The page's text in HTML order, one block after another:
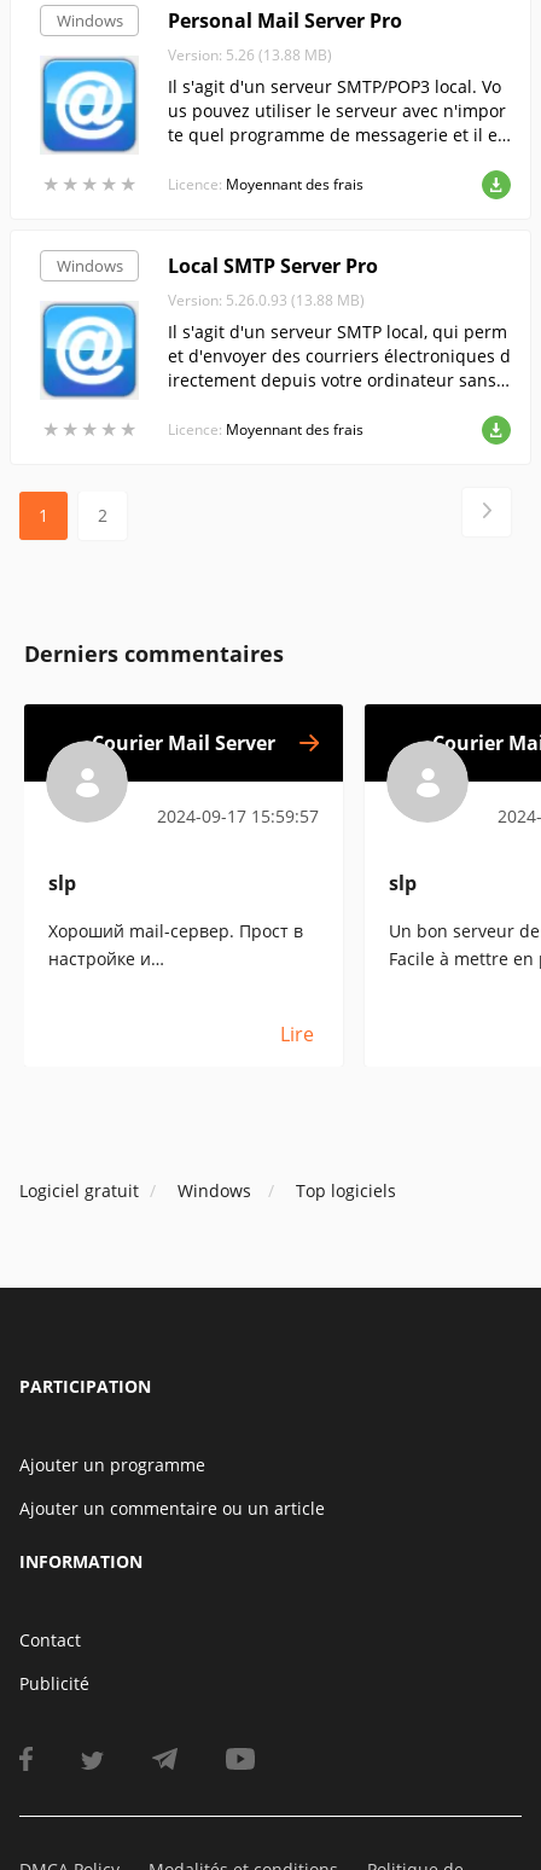
Windows
★ ★ ★ ★ ★
★ ★ ★ ★ ★
Personal Mail Server Pro
Version: 5.26 (13.88 MB)
Il s'agit d'un serveur SMTP/POP3 local. Vo
us pouvez utiliser le serveur avec n'impor
te quel programme de messagerie et il es
les SMTP/POP3 standard ;
Licence: Moyennant des frais
Windows
★ ★ ★ ★ ★
★ ★ ★ ★ ★
Local SMTP Server Pro
Version: 5.26.0.93 (13.88 MB)
Il s'agit d'un serveur SMTP local, qui perm
et d'envoyer des courriers électroniques d
irectement depuis votre ordinateur sans f
ternet.
Licence: Moyennant des frais
1 2
Derniers commentaires
Courier Mail Server
2024-09-17 15:59:57
slp
Хороший mail-сервер. Прост в
настройке и
Lire
Courier
slp
Un bon serveur
Facile à mettre en
Logiciel gratuit Windows Top logiciels
PARTICIPATION
Ajouter un programme
Ajouter un commentaire ou un article
INFORMATION
Contact
Publicité